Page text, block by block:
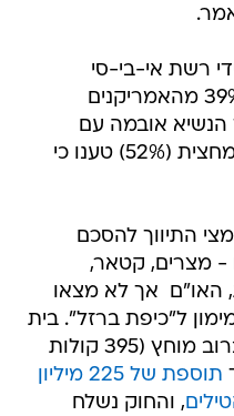
רשת אי-בי-סי
והעיתון וושינגטון פוסט, רק 39% מהאמריקנים
אובמה עם
המצב בישראל ועזה. יותר ממחצית (52%) טענו כי
התיווך להסכם
מצרים, קטאר,
האו"ם  אך לא מצאו
ל"כיפת ברזל". בית
הנבחרים הצביע ביום שישי ברוב מוחץ (395 קולות
תוספת של 225 מיליון
, והחוק נשלח